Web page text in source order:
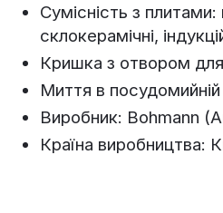
Сумісність з плитами:
склокерамічні,
Кришка з отвором
Миття в
Виробник: Bohmann
Країна виробництва: